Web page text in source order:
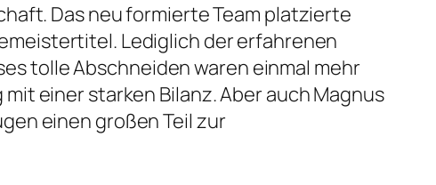
Das neu formierte Team platzierte
Lediglich der erfahrenen
tolle Abschneiden waren einmal mehr
einer starken Bilanz. Aber auch Magnus
einen großen Teil zur